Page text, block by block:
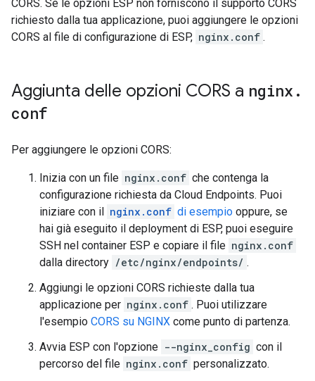
CORS. Se le opzioni ESP non forniscono il supporto CORS
richiesto dalla tua applicazione, puoi aggiungere le opzioni
CORS al file di configurazione di ESP, nginx.conf .
Aggiunta delle opzioni CORS a nginx .
conf
Per aggiungere le opzioni CORS:
Inizia con un file nginx.conf che contenga la
configurazione richiesta da Cloud Endpoints. Puoi
iniziare con il nginx.conf di esempio oppure, se
hai già eseguito il deployment di ESP, puoi eseguire
SSH nel container ESP e copiare il file nginx.conf
dalla directory /etc/nginx/endpoints/ .
Aggiungi le opzioni CORS richieste dalla tua
applicazione per nginx.conf . Puoi utilizzare
l'esempio CORS su NGINX come punto di partenza.
Avvia ESP con l'opzione --nginx_config con il
percorso del file nginx.conf personalizzato.